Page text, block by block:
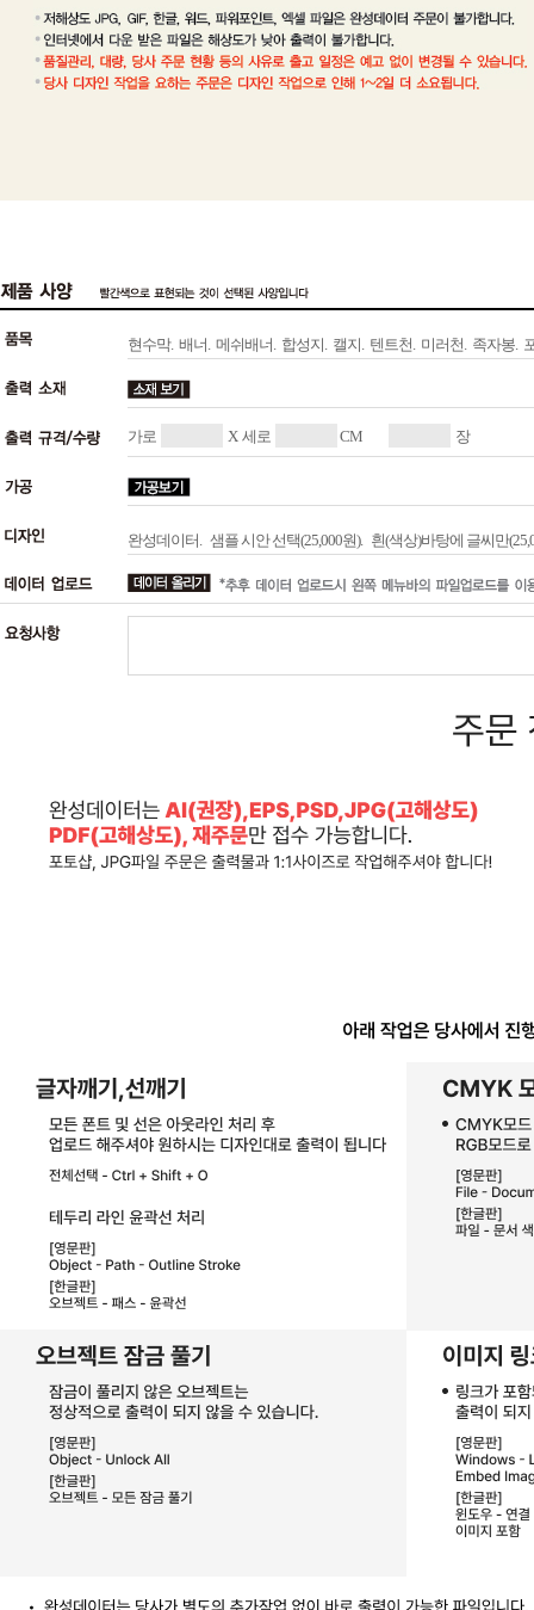
현수막. 배너. 메쉬배너. 합성지. 캘지. 텐트천. 미러천. 족자봉.
가로 X 세로 CM 장
완성데이터. 샘플 시안 선택(25,000원). 흰(색상)바탕에 글씨만